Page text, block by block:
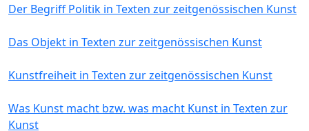
Der Begriff Politik in Texten zur zeitgenössischen Kunst
Das Objekt in Texten zur zeitgenössischen Kunst
Kunstfreiheit in Texten zur zeitgenössischen Kunst
Was Kunst macht bzw. was macht Kunst in Texten zur
Kunst